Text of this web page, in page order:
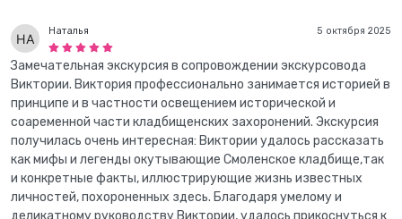
5 октября 2025
Наталья
Замечательная экскурсия в сопровождении экскурсовода
Виктории. Виктория профессионально занимается историей в
принципе и в частности освещением исторической и
соаременной части кладбищенских захоронений. Экскурсия
получилась очень интересная: Виктории удалось рассказать
как мифы и легенды окутывающие Смоленское кладбище,так
и конкретные факты, иллюстрирующие жизнь известных
личностей, похороненных здесь. Благодаря умелому и